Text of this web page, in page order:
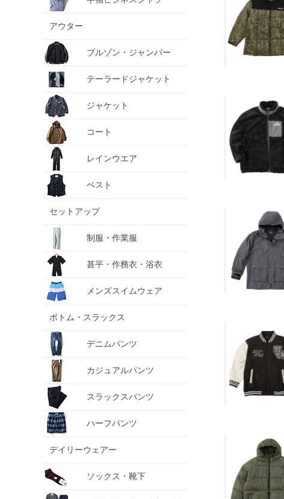
アウター
ブルゾン・ジャンパー
テーラードジャケット
ジャケット
コート
レインウエア
ベスト
セットアップ
制服・作業服
甚平・作務衣・浴衣
メンズスイムウェア
ボトム・スラックス
デニムパンツ
カジュアルパンツ
スラックスパンツ
ハーフパンツ
デイリーウェアー
ソックス・靴下